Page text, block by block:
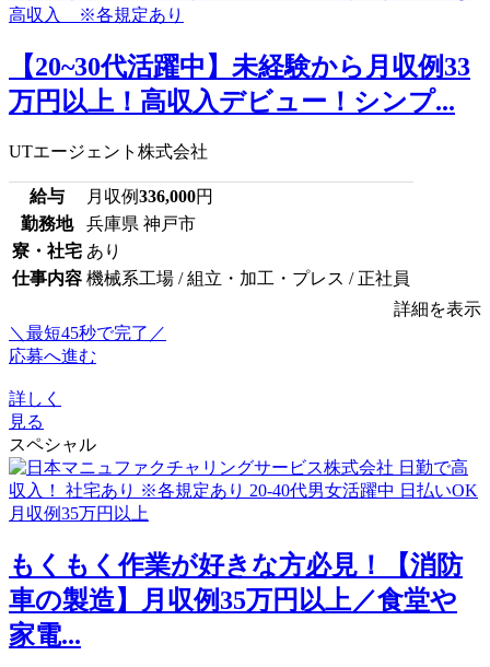
【20~30代活躍中】未経験から月収例33
万円以上！高収入デビュー！シンプ...
UTエージェント株式会社
給与 月収例336,000円
勤務地
兵庫県 神戸市
寮・社宅 あり
仕事内容 機械系工場 / 組立・加工・プレス / 正社員
詳細を表示
＼最短45秒で完了／
応募へ進む
詳しく
見る
スペシャル
もくもく作業が好きな方必見！【消防
車の製造】月収例35万円以上／食堂や
家電...